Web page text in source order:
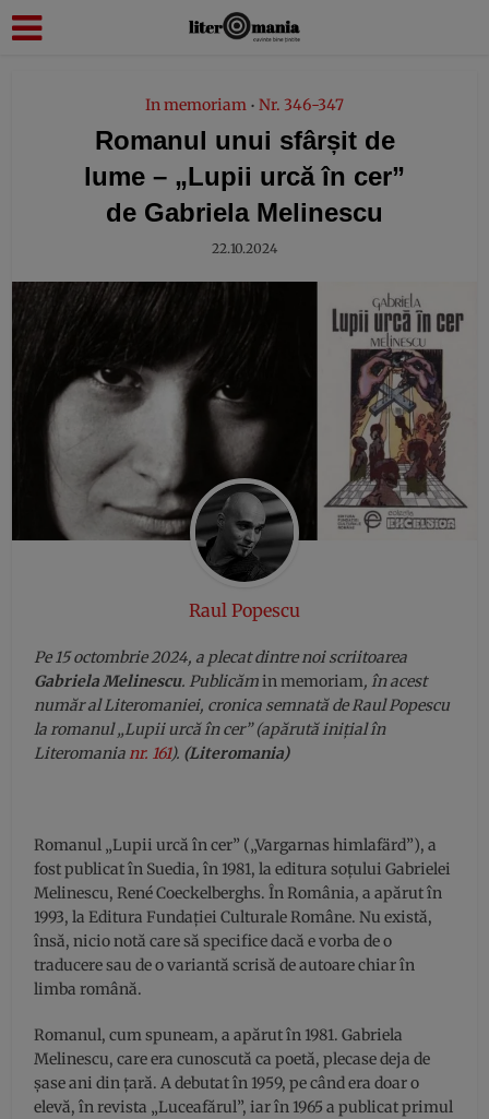
In memoriam • Nr. 346-347
Romanul unui sfârșit de
lume – „Lupii urcă în cer”
de Gabriela Melinescu
22.10.2024
Raul Popescu
Pe 15 octombrie 2024, a plecat dintre noi scriitoarea
Gabriela Melinescu. Publicămin memoriam, în acest
număr al Literomaniei, cronica semnată de Raul Popescu
la romanul „Lupii urcă în cer” (apărută inițial în
Literomanianr. 161). (Literomania)
Romanul „Lupii urcă în cer” („Vargarnas himlafärd”), a
fost publicat în Suedia, în 1981, la editura soțului Gabrielei
Melinescu, René Coeckelberghs. În România, a apărut în
1993, la Editura Fundației Culturale Române. Nu există,
însă, nicio notă care să specifice dacă e vorba de o
traducere sau de o variantă scrisă de autoare chiar în
limba română.
Romanul, cum spuneam, a apărut în 1981. Gabriela
Melinescu, care era cunoscută ca poetă, plecase deja de
șase ani din țară. A debutat în 1959, pe când era doar o
elevă, în revista „Luceafărul”, iar în 1965 a publicat primul
modal-check